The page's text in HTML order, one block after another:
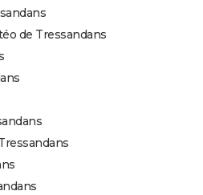
de Tressandans